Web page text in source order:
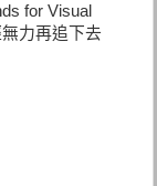
for Visual
力再追下去